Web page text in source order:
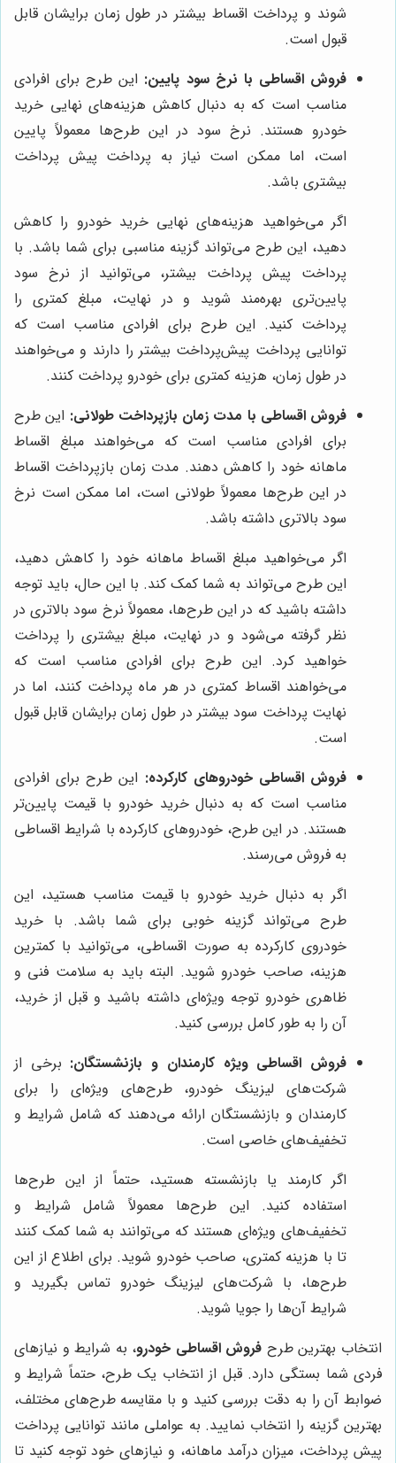
شوند و پرداخت اقساط بیشتر در طول زمان برایشان قابل
قبول است.
فروش اقساطی با نرخ سود پایین: این طرح برای افرادی
مناسب است که به دنبال کاهش هزینه‌های نهایی خرید
خودرو هستند. نرخ سود در این طرح‌ها معمولاً پایین
است، اما ممکن است نیاز به پرداخت پیش پرداخت
بیشتری باشد.
اگر می‌خواهید هزینه‌های نهایی خرید خودرو را کاهش
دهید، این طرح می‌تواند گزینه مناسبی برای شما باشد. با
پرداخت پیش پرداخت بیشتر، می‌توانید از نرخ سود
پایین‌تری بهره‌مند شوید و در نهایت، مبلغ کمتری را
پرداخت کنید. این طرح برای افرادی مناسب است که
توانایی پرداخت پیش‌پرداخت بیشتر را دارند و می‌خواهند
در طول زمان، هزینه کمتری برای خودرو پرداخت کنند.
فروش اقساطی با مدت زمان بازپرداخت طولانی: این طرح
برای افرادی مناسب است که می‌خواهند مبلغ اقساط
ماهانه خود را کاهش دهند. مدت زمان بازپرداخت اقساط
در این طرح‌ها معمولاً طولانی است، اما ممکن است نرخ
سود بالاتری داشته باشد.
اگر می‌خواهید مبلغ اقساط ماهانه خود را کاهش دهید،
این طرح می‌تواند به شما کمک کند. با این حال، باید توجه
داشته باشید که در این طرح‌ها، معمولاً نرخ سود بالاتری در
نظر گرفته می‌شود و در نهایت، مبلغ بیشتری را پرداخت
خواهید کرد. این طرح برای افرادی مناسب است که
می‌خواهند اقساط کمتری در هر ماه پرداخت کنند، اما در
نهایت پرداخت سود بیشتر در طول زمان برایشان قابل قبول
است.
فروش اقساطی خودروهای کارکرده: این طرح برای افرادی
مناسب است که به دنبال خرید خودرو با قیمت پایین‌تر
هستند. در این طرح، خودروهای کارکرده با شرایط اقساطی
به فروش می‌رسند.
اگر به دنبال خرید خودرو با قیمت مناسب هستید، این
طرح می‌تواند گزینه خوبی برای شما باشد. با خرید
خودروی کارکرده به صورت اقساطی، می‌توانید با کمترین
هزینه، صاحب خودرو شوید. البته باید به سلامت فنی و
ظاهری خودرو توجه ویژه‌ای داشته باشید و قبل از خرید،
آن را به طور کامل بررسی کنید.
فروش اقساطی ویژه کارمندان و بازنشستگان: برخی از
شرکت‌های لیزینگ خودرو، طرح‌های ویژه‌ای را برای
کارمندان و بازنشستگان ارائه می‌دهند که شامل شرایط و
تخفیف‌های خاصی است.
اگر کارمند یا بازنشسته هستید، حتماً از این طرح‌ها
استفاده کنید. این طرح‌ها معمولاً شامل شرایط و
تخفیف‌های ویژه‌ای هستند که می‌توانند به شما کمک کنند
تا با هزینه کمتری، صاحب خودرو شوید. برای اطلاع از این
طرح‌ها، با شرکت‌های لیزینگ خودرو تماس بگیرید و
شرایط آن‌ها را جویا شوید.
انتخاب بهترین طرح فروش اقساطی خودرو، به شرایط و نیازهای
فردی شما بستگی دارد. قبل از انتخاب یک طرح، حتماً شرایط و
ضوابط آن را به دقت بررسی کنید و با مقایسه طرح‌های مختلف،
بهترین گزینه را انتخاب نمایید. به عواملی مانند توانایی پرداخت
پیش پرداخت، میزان درآمد ماهانه، و نیازهای خود توجه کنید تا